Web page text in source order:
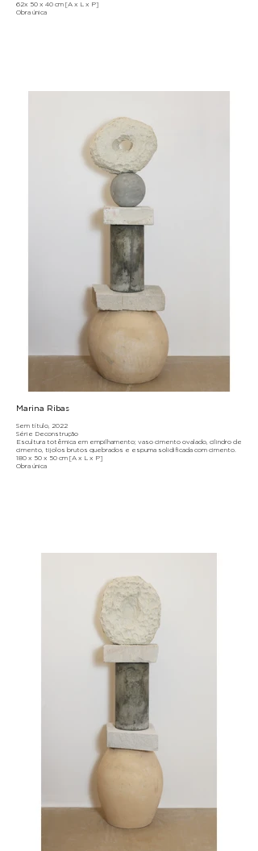
62x 50 x 40 cm [A x L x P]
Obra única
Marina Ribas
Sem título, 2022
Série Deconstrução
Escultura totêmica em empilhamento; vaso cimento ovalado, cilindro de
cimento, tijolos brutos quebrados e espuma solidificada com cimento.
180 x 50 x 50 cm [A x L x P]
Obra única